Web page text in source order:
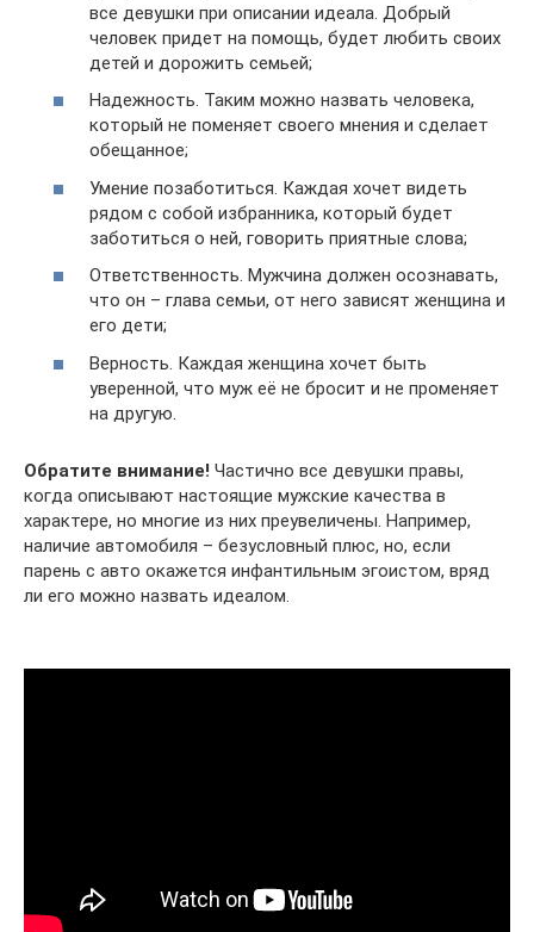
все девушки при описании идеала. Добрый
человек придет на помощь, будет любить своих
детей и дорожить семьей;
Надежность. Таким можно назвать человека,
который не поменяет своего мнения и сделает
обещанное;
Умение позаботиться. Каждая хочет видеть
рядом с собой избранника, который будет
заботиться о ней, говорить приятные слова;
Ответственность. Мужчина должен осознавать,
что он – глава семьи, от него зависят женщина и
его дети;
Верность. Каждая женщина хочет быть
уверенной, что муж её не бросит и не променяет
на другую.
Обратите внимание! Частично все девушки правы,
когда описывают настоящие мужские качества в
характере, но многие из них преувеличены. Например,
наличие автомобиля – безусловный плюс, но, если
парень с авто окажется инфантильным эгоистом, вряд
ли его можно назвать идеалом.